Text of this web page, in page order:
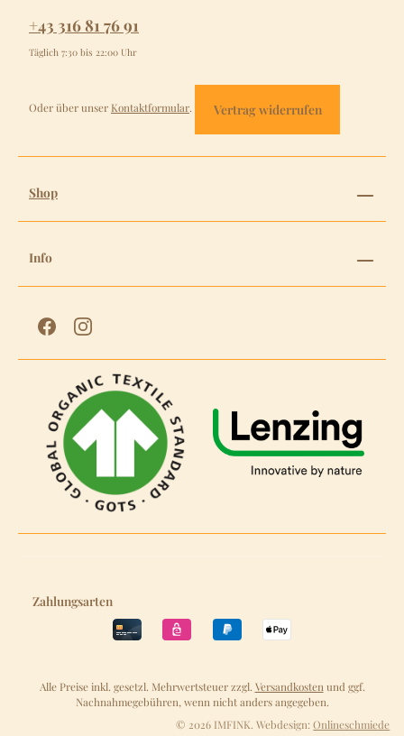
+43 316 81 76 91
Täglich 7:30 bis 22:00 Uhr
Oder über unser Kontaktformular. Vertrag widerrufen
Shop
Info
Zahlungsarten
Alle Preise inkl. gesetzl. Mehrwertsteuer zzgl. Versandkosten und ggf.
Nachnahmegebühren, wenn nicht anders angegeben.
© 2026 IMFINK. Webdesign:Onlineschmiede